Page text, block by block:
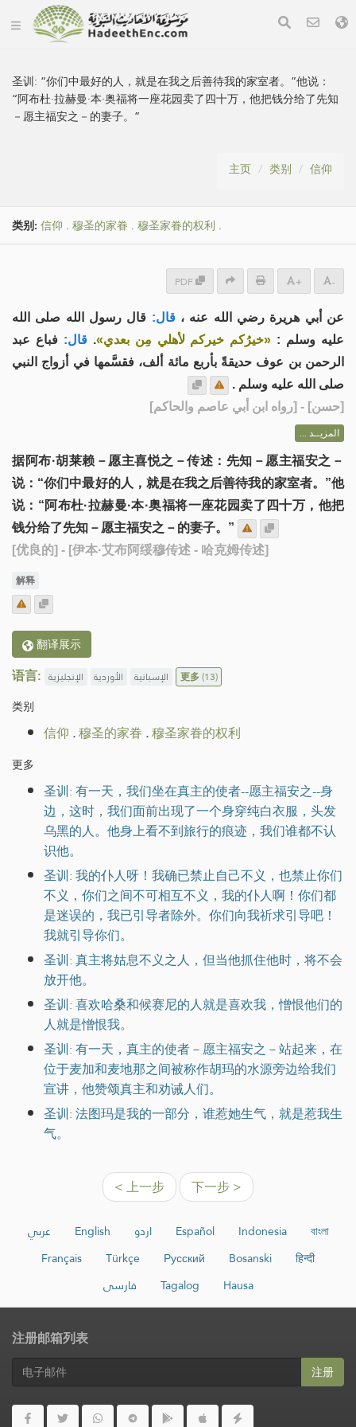
圣训: “你们中最好的人，就是在我之后善待我的家室者。”他说：
“阿布杜·拉赫曼·本·奥福将一座花园卖了四十万，他把钱分给了先知
－愿主福安之－的妻子。”
主页 类别 信仰
类别: 信仰 . 穆圣的家眷 . 穆圣家眷的权利 .
PDF + -
عن أبي هريرة رضي الله عنه ، قال: قال رسول الله صلى الله
عليه وسلم : «خيرُكم خيركم لأهلي مِن بعدي». قال: فباع عبد
الرحمن بن عوف حديقةً بأربع مائة ألف، فقسَّمها في أزواج النبي
صلى الله عليه وسلم .
[حسن] - [رواه ابن أبي عاصم والحاكم]
المزيــد ...
据阿布·胡莱赖－愿主喜悦之－传述：先知－愿主福安之－
说：“你们中最好的人，就是在我之后善待我的家室者。”他
说：“阿布杜·拉赫曼·本·奥福将一座花园卖了四十万，他把
钱分给了先知－愿主福安之－的妻子。”
[优良的] - [伊本·艾布阿绥穆传述 - 哈克姆传述]
解释
翻译展示
语言: الإنجليزية الأوردية الإسبانية 更多(13)
类别
信仰 .穆圣的家眷 .穆圣家眷的权利
更多
圣训: 有一天，我们坐在真主的使者--愿主福安之--身
边，这时，我们面前出现了一个身穿纯白衣服，头发
乌黑的人。他身上看不到旅行的痕迹，我们谁都不认
识他。
圣训: 我的仆人呀！我确已禁止自己不义，也禁止你们
不义，你们之间不可相互不义，我的仆人啊！你们都
是迷误的，我已引导者除外。你们向我祈求引导吧！
我就引导你们。
圣训: 真主将姑息不义之人，但当他抓住他时，将不会
放开他。
圣训: 喜欢哈桑和候赛尼的人就是喜欢我，憎恨他们的
人就是憎恨我。
圣训: 有一天，真主的使者－愿主福安之－站起来，在
位于麦加和麦地那之间被称作胡玛的水源旁边给我们
宣讲，他赞颂真主和劝诫人们。
圣训: 法图玛是我的一部分，谁惹她生气，就是惹我生
气。
< 上一步 下一步 >
عربي English اردو Español Indonesia
বাংলা
Français
Türkçe Русский Bosanski
हिन्दी
فارسی
Tagalog Hausa
注册邮箱列表
注册